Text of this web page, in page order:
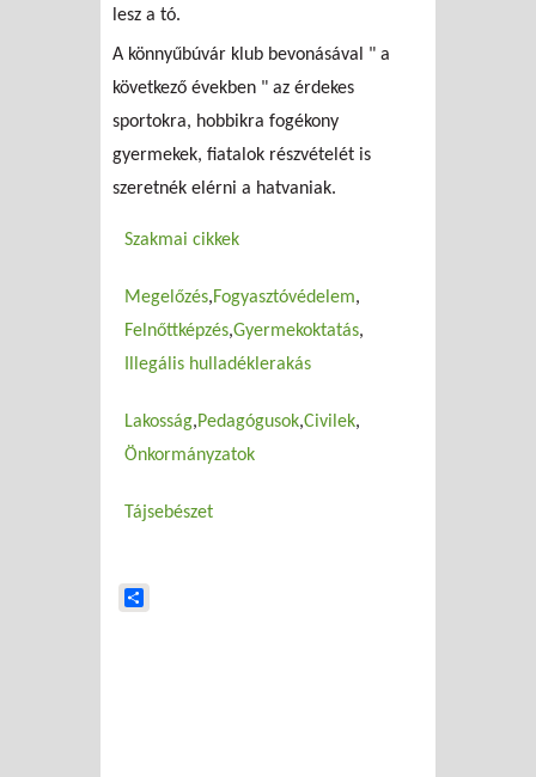
lesz a tó.
A könnyűbúvár klub bevonásával " a
következő években " az érdekes
sportokra, hobbikra fogékony
gyermekek, fiatalok részvételét is
szeretnék elérni a hatvaniak.
Szakmai cikkek
Megelőzés Fogyasztóvédelem
Felnőttképzés Gyermekoktatás
Illegális hulladéklerakás
Lakosság Pedagógusok Civilek
Önkormányzatok
Tájsebészet